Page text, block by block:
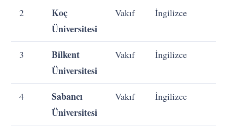
2
Koç
Üniversitesi
Vakıf İngilizce
3
Bilkent
Üniversitesi
Vakıf İngilizce
4
Sabancı
Üniversitesi
Vakıf İngilizce